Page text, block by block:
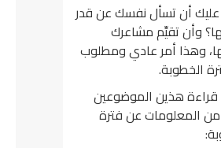
أن تسأل نفسك عن قدر
وأن تقيِّم مشاعرك
وهذا أمر عادي ومطلوب
الخطوبة.
هذين الموضوعين
من المعلومات عن فترة